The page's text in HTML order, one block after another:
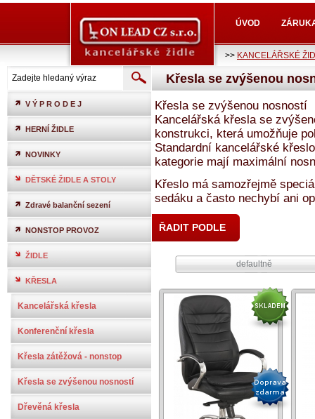
ÚVOD
>> KANCELÁŘSKÉ
V Ý P R O D E J
HERNÍ ŽIDLE
NOVINKY
DĚTSKÉ ŽIDLE A STOLY
Zdravé balanční sezení
NONSTOP PROVOZ
ŽIDLE
KŘESLA
Kancelářská křesla
Konferenční křesla
Křesla zátěžová - nonstop
Křesla se zvýšenou nosností
Dřevěná křesla
Křesla se zvýšenou
Křesla se zvýšenou nosností
Kancelářská křesla se
konstrukci, která umožňuje
Standardní kancelářské
kategorie mají maximální
Křeslo má samozřejmě
sedáku a často nechybí ani
ŘADIT PODLE
defaultně